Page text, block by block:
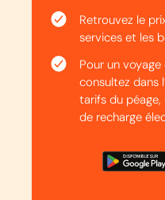
Retrouvez le
services et les
Pour un
consultez dans
tarifs du péage,
de recharge